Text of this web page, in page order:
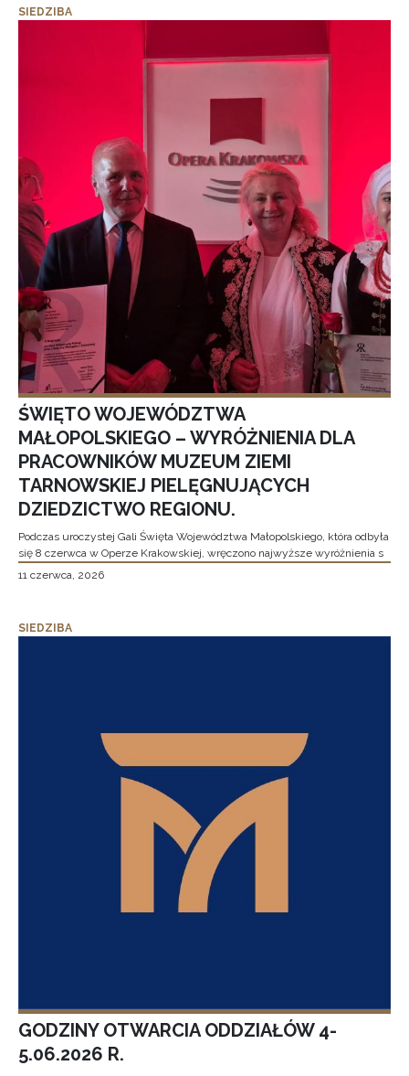
SIEDZIBA
ŚWIĘTO WOJEWÓDZTWA
MAŁOPOLSKIEGO – WYRÓŻNIENIA DLA
PRACOWNIKÓW MUZEUM ZIEMI
TARNOWSKIEJ PIELĘGNUJĄCYCH
DZIEDZICTWO REGIONU.
Podczas uroczystej Gali Święta Województwa Małopolskiego, która odbyła
się 8 czerwca w Operze Krakowskiej, wręczono najwyższe wyróżnienia s
11 czerwca, 2026
SIEDZIBA
GODZINY OTWARCIA ODDZIAŁÓW 4-
5.06.2026 R.